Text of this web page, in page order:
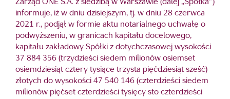
Zarząd ONE S.A. z siedzibą w Warszawie (dalej „Spółka”)
informuje, iż w dniu dzisiejszym, tj. w dniu 28 czerwca
2021 r., podjął w formie aktu notarialnego uchwałę o
podwyższeniu, w granicach kapitału docelowego,
kapitału zakładowy Spółki z dotychczasowej wysokości
37 884 356 (trzydzieści siedem milionów osiemset
osiemdziesiąt cztery tysiące trzysta pięćdziesiąt sześć)
złotych do wysokości 47 540 146 (czterdzieści siedem
milionów pięćset czterdzieści tysięcy sto czterdzieści